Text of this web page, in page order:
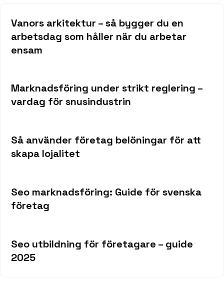
Vanors arkitektur – så bygger du en
arbetsdag som håller när du arbetar
ensam
Marknadsföring under strikt reglering –
vardag för snusindustrin
Så använder företag belöningar för att
skapa lojalitet
Seo marknadsföring: Guide för svenska
företag
Seo utbildning för företagare – guide
2025